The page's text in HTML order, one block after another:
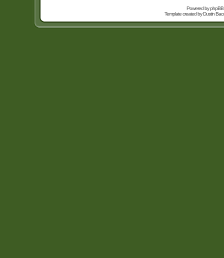
Powered byphpBB
Template created byDustin